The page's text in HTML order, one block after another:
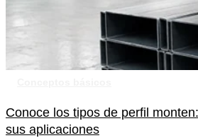
Conoce los tipos de perfil
sus aplicaciones